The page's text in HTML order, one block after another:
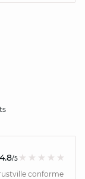
4.8/5
conforme